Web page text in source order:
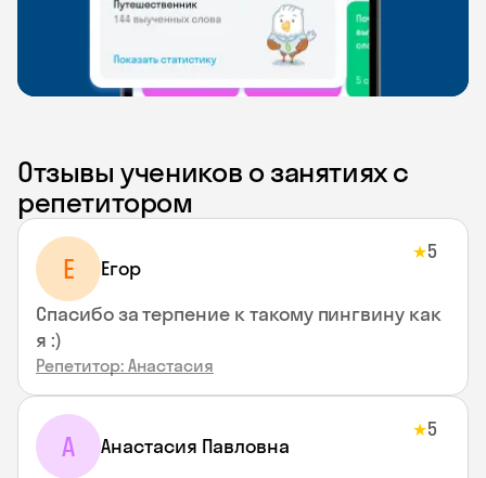
Отзывы учеников о занятиях с
репетитором
Е Егор
★5
Спасибо за терпение к такому пингвину как
я :)
Репетитор: Анастасия
А Анастасия Павловна
★5